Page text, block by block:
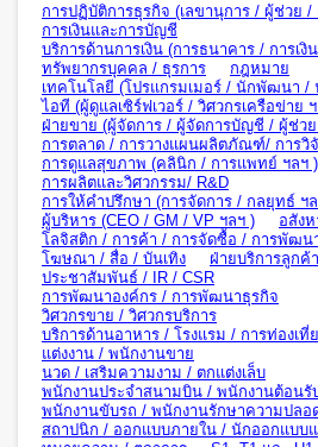
การปฏิบัติการธุรกิจ (เลขานุการ / ผู้ช่วย /
การเงินและการบัญชี
บริการด้านการเงิน (การธนาคาร / การเงิ
ทรัพยากรบุคคล / ธุรการ
กฎหมาย
เทคโนโลยี (โปรแกรมเมอร์ / นักพัฒนา /
ไอที (ผู้ดูแลเซิร์ฟเวอร์ / วิศวกรเครือข่าย
ฝ่ายขาย (ผู้จัดการ / ผู้จัดการบัญชี / ผู้ช่ว
การตลาด / การวางแผนผลิตภัณฑ์/ การวิ
การดูแลสุขภาพ (คลินิก / การแพทย์ ฯลฯ )
การผลิตและวิศวกรรม/ R&D
การให้คำปรึกษา (การจัดการ / กลยุทธ์ ฯ
ผู้บริหาร (CEO / GM / VP ฯลฯ )
อสัง
โลจิสติก / การค้า / การจัดซื้อ / การพัฒน
โฆษณา / สื่อ / บันเทิง
ฝ่ายบริการลูกค้
ประชาสัมพันธ์ / IR / CSR
การพัฒนาองค์กร / การพัฒนาธุรกิจ
วิศวกรขาย / วิศวกรบริการ
บริการด้านอาหาร / โรงแรม / การท่องเที่
แต่งงาน / พนักงานขาย
นวด / เสริมความงาม / ตกแต่งเล็บ
พนักงานประจำสนามบิน / พนักงานต้อนรั
พนักงานขับรถ / พนักงานรักษาความปลอ
สถาปนิก / ออกแบบภายใน / นักออกแบบ